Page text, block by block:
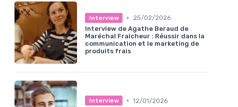
Interview •
25/02/2026
Interview de Agathe Beraud de
Maréchal Fraîcheur : Réussir dans la
communication et le marketing de
produits frais
Interview • 12/01/2026